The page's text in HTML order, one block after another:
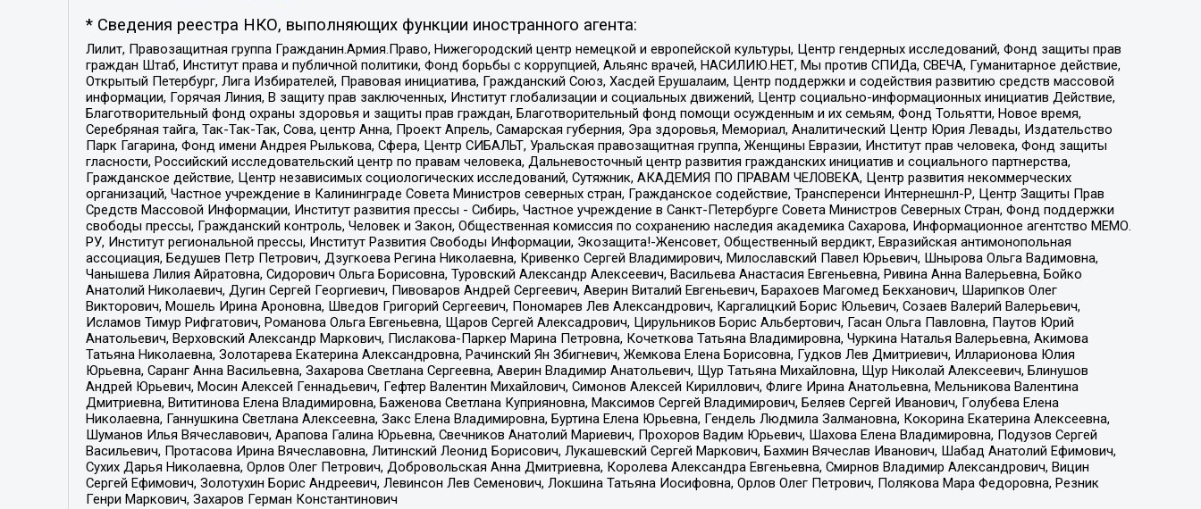
* Сведения реестра НКО, выполняющих функции иностранного агента:
Лилит, Правозащитная группа Гражданин.Армия.Право, Нижегородский центр немецкой и европейской культуры, Центр гендерных исследований, Фонд защиты прав
граждан Штаб, Институт права и публичной политики, Фонд борьбы с коррупцией, Альянс врачей, НАСИЛИЮ.НЕТ, Мы против СПИДа, СВЕЧА, Гуманитарное действие,
Открытый Петербург, Лига Избирателей, Правовая инициатива, Гражданский Союз, Хасдей Ерушалаим, Центр поддержки и содействия развитию средств массовой
информации, Горячая Линия, В защиту прав заключенных, Институт глобализации и социальных движений, Центр социально-информационных инициатив Действие,
Благотворительный фонд охраны здоровья и защиты прав граждан, Благотворительный фонд помощи осужденным и их семьям, Фонд Тольятти, Новое время,
Серебряная тайга, Так-Так-Так, Сова, центр Анна, Проект Апрель, Самарская губерния, Эра здоровья, Мемориал, Аналитический Центр Юрия Левады, Издательство
Парк Гагарина, Фонд имени Андрея Рылькова, Сфера, Центр СИБАЛЬТ, Уральская правозащитная группа, Женщины Евразии, Институт прав человека, Фонд защиты
гласности, Российский исследовательский центр по правам человека, Дальневосточный центр развития гражданских инициатив и социального партнерства,
Гражданское действие, Центр независимых социологических исследований, Сутяжник, АКАДЕМИЯ ПО ПРАВАМ ЧЕЛОВЕКА, Центр развития некоммерческих
организаций, Частное учреждение в Калининграде Совета Министров северных стран, Гражданское содействие, Трансперенси Интернешнл-Р, Центр Защиты Прав
Средств Массовой Информации, Институт развития прессы - Сибирь, Частное учреждение в Санкт-Петербурге Совета Министров Северных Стран, Фонд поддержки
свободы прессы, Гражданский контроль, Человек и Закон, Общественная комиссия по сохранению наследия академика Сахарова, Информационное агентство МЕМО.
РУ, Институт региональной прессы, Институт Развития Свободы Информации, Экозащита!-Женсовет, Общественный вердикт, Евразийская антимонопольная
ассоциация, Бедушев Петр Петрович, Дзугкоева Регина Николаевна, Кривенко Сергей Владимирович, Милославский Павел Юрьевич, Шнырова Ольга Вадимовна,
Чанышева Лилия Айратовна, Сидорович Ольга Борисовна, Туровский Александр Алексеевич, Васильева Анастасия Евгеньевна, Ривина Анна Валерьевна, Бойко
Анатолий Николаевич, Дугин Сергей Георгиевич, Пивоваров Андрей Сергеевич, Аверин Виталий Евгеньевич, Барахоев Магомед Бекханович, Шарипков Олег
Викторович, Мошель Ирина Ароновна, Шведов Григорий Сергеевич, Пономарев Лев Александрович, Каргалицкий Борис Юльевич, Созаев Валерий Валерьевич,
Исламов Тимур Рифгатович, Романова Ольга Евгеньевна, Щаров Сергей Алексадрович, Цирульников Борис Альбертович, Гасан Ольга Павловна, Паутов Юрий
Анатольевич, Верховский Александр Маркович, Пислакова-Паркер Марина Петровна, Кочеткова Татьяна Владимировна, Чуркина Наталья Валерьевна, Акимова
Татьяна Николаевна, Золотарева Екатерина Александровна, Рачинский Ян Збигневич, Жемкова Елена Борисовна, Гудков Лев Дмитриевич, Илларионова Юлия
Юрьевна, Саранг Анна Васильевна, Захарова Светлана Сергеевна, Аверин Владимир Анатольевич, Щур Татьяна Михайловна, Щур Николай Алексеевич, Блинушов
Андрей Юрьевич, Мосин Алексей Геннадьевич, Гефтер Валентин Михайлович, Симонов Алексей Кириллович, Флиге Ирина Анатольевна, Мельникова Валентина
Дмитриевна, Вититинова Елена Владимировна, Баженова Светлана Куприяновна, Максимов Сергей Владимирович, Беляев Сергей Иванович, Голубева Елена
Николаевна, Ганнушкина Светлана Алексеевна, Закс Елена Владимировна, Буртина Елена Юрьевна, Гендель Людмила Залмановна, Кокорина Екатерина Алексеевна,
Шуманов Илья Вячеславович, Арапова Галина Юрьевна, Свечников Анатолий Мариевич, Прохоров Вадим Юрьевич, Шахова Елена Владимировна, Подузов Сергей
Васильевич, Протасова Ирина Вячеславовна, Литинский Леонид Борисович, Лукашевский Сергей Маркович, Бахмин Вячеслав Иванович, Шабад Анатолий Ефимович,
Сухих Дарья Николаевна, Орлов Олег Петрович, Добровольская Анна Дмитриевна, Королева Александра Евгеньевна, Смирнов Владимир Александрович, Вицин
Сергей Ефимович, Золотухин Борис Андреевич, Левинсон Лев Семенович, Локшина Татьяна Иосифовна, Орлов Олег Петрович, Полякова Мара Федоровна, Резник
Генри Маркович, Захаров Герман Константинович